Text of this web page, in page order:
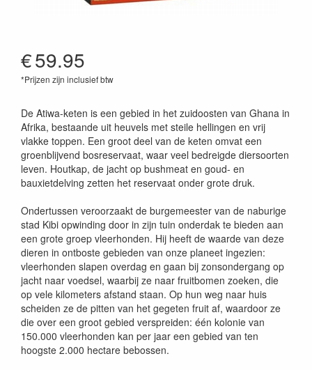
€59.95
*Prijzen zijn inclusief btw
De Atiwa-keten is een gebied in het zuidoosten van Ghana in
Afrika, bestaande uit heuvels met steile hellingen en vrij
vlakke toppen. Een groot deel van de keten omvat een
groenblijvend bosreservaat, waar veel bedreigde diersoorten
leven. Houtkap, de jacht op bushmeat en goud- en
bauxietdelving zetten het reservaat onder grote druk.
Ondertussen veroorzaakt de burgemeester van de naburige
stad Kibi opwinding door in zijn tuin onderdak te bieden aan
een grote groep vleerhonden. Hij heeft de waarde van deze
dieren in ontboste gebieden van onze planeet ingezien:
vleerhonden slapen overdag en gaan bij zonsondergang op
jacht naar voedsel, waarbij ze naar fruitbomen zoeken, die
op vele kilometers afstand staan. Op hun weg naar huis
scheiden ze de pitten van het gegeten fruit af, waardoor ze
die over een groot gebied verspreiden: één kolonie van
150.000 vleerhonden kan per jaar een gebied van ten
hoogste 2.000 hectare bebossen.